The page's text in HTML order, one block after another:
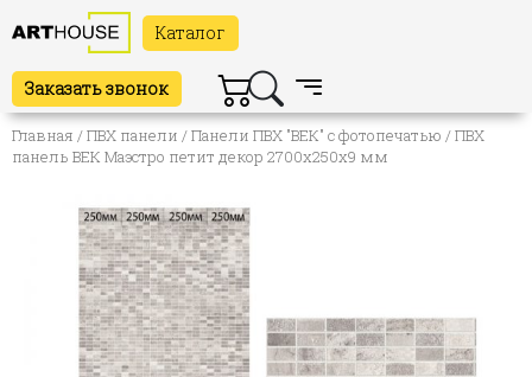
Каталог
Заказать звонок
Главная /ПВХ панели /Панели ПВХ "ВЕК" с фотопечатью / ПВХ
панель ВЕК Маэстро петит декор 2700х250х9 мм